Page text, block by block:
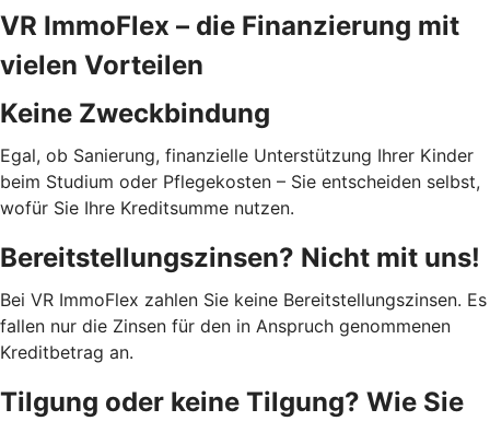
VR ImmoFlex – die Finanzierung mit
vielen Vorteilen
Keine Zweckbindung
Egal, ob Sanierung, finanzielle Unterstützung Ihrer Kinder
beim Studium oder Pflegekosten – Sie entscheiden selbst,
wofür Sie Ihre Kreditsumme nutzen.
Bereitstellungszinsen? Nicht mit uns!
Bei VR ImmoFlex zahlen Sie keine Bereitstellungszinsen. Es
fallen nur die Zinsen für den in Anspruch genommenen
Kreditbetrag an.
Tilgung oder keine Tilgung? Wie Sie